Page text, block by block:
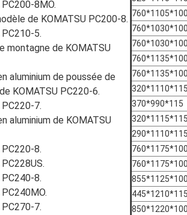
PC200-8MO.
de KOMATSU PC200-8.
PC210-5.
montagne de KOMATSU
aluminium de poussée de
KOMATSU PC220-6.
PC220-7.
aluminium de KOMATSU
PC220-8.
PC240-8.
PC270-7.
760*1105*100
760*1030*100
760*1030*100
760*1135*100
760*1135*100
320*1110*115
370*990*115
320*1115*115
290*1110*115
760*1175*100
760*1175*100
855*1125*100
445*1210*115
850*1220*100